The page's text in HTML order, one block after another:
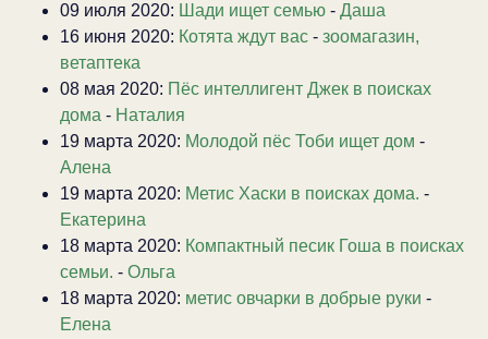
09 июля 2020: Шади ищет семью - Даша
16 июня 2020: Котята ждут вас - зоомагазин,
ветаптека
08 мая 2020: Пёс интеллигент Джек в поисках
дома - Наталия
19 марта 2020: Молодой пёс Тоби ищет дом -
Алена
19 марта 2020: Метис Хаски в поисках дома. -
Екатерина
18 марта 2020: Компактный песик Гоша в поисках
семьи. - Ольга
18 марта 2020: метис овчарки в добрые руки -
Елена